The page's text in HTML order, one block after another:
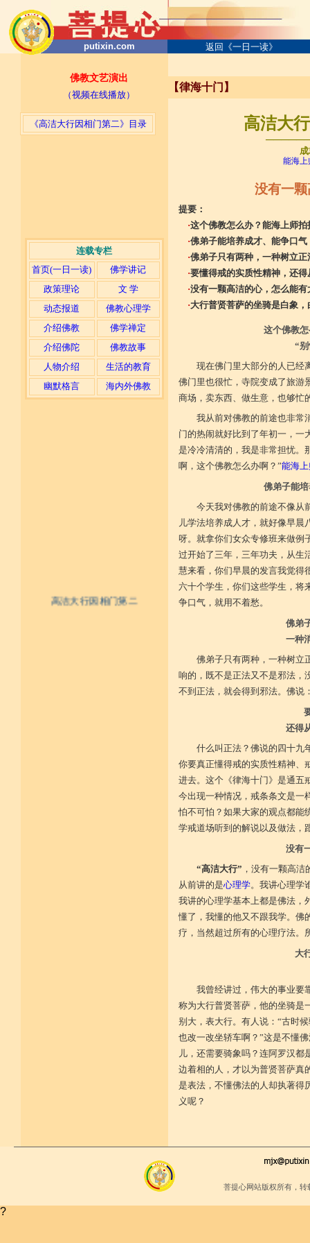
《高洁大行因相门第二》目录
putixin.com 返回《一日一读》
佛教文艺演出
（视频在线播放）
连载专栏
首页(一日一读)
佛学讲记
政策理论
文 学
动态报道
佛教心理学
介绍佛教
佛学禅定
介绍佛陀
佛教故事
人物介绍
生活的教育
幽默格言
海内外佛教
【律海十门】
高洁大
能海上
没有一
提要：
·这个佛教怎么办？能海上师
·佛弟子能培养成才、能争口
·佛弟子只有两种，一种树立
·要懂得戒的实质性精神，还
·没有一颗高洁的心，怎么能有
·大行普贤菩萨的坐骑是白象
这个佛教
“
现在佛门里大部分的人已经
佛门里也很忙，寺院变成了旅游
商场，卖东西、做生意，也够忙
我从前对佛教的前途也非常
门的热闹就好比到了年初一，一
是冷冷清清的，我是非常担忧。
啊，这个佛教怎么办啊？”能海
佛弟子能
今天我对佛教的前途不像从
儿学法培养成人才，就好像早
呀。就拿你们女众专修班来做例
过开始了三年，三年功夫，从生
慧来看，你们早晨的发言我觉得
六十个学生，你们这些学生，将
争口气，就用不着愁。
佛弟
一种
佛弟子只有两种，一种树立
响的，既不是正法又不是邪法，
不到正法，就会得到邪法。佛说
还得
什么叫正法？佛说的四十九
你要真正懂得戒的实质性精神、
进去。这个《律海十门》是通五
今出现一种情况，戒条条文是一
怕不可怕？如果大家的观点都能
学戒道场听到的解说以及做法，
没有
“高洁大行” ，没有一颗高
从前讲的是心理学。我讲心理学
我讲的心理学基本上都是佛法，
懂了，我懂的他又不跟我学。佛
疗，当然超过所有的心理疗法。
大
我曾经讲过，伟大的事业要
称为大行普贤菩萨，他的坐骑是
别大，表大行。有人说：“古时
也改一改坐轿车啊？”这是不懂
儿，还需要骑象吗？连阿罗汉
边着相的人，才以为普贤菩萨真
是表法，不懂佛法的人却执著得
义呢？
菩提心网站版权所有，
高洁大行因相门第二
?